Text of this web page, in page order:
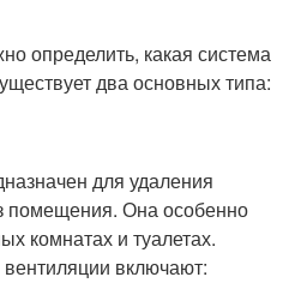
определить, какая система
два основных типа:
для удаления
помещения. Она особенно
комнатах и туалетах.
включают: